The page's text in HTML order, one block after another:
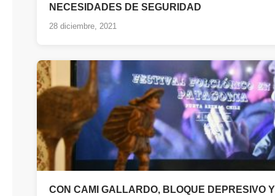
NECESIDADES DE SEGURIDAD
28 diciembre, 2021
CON CAMI GALLARDO, BLOQUE DEPRESIVO Y